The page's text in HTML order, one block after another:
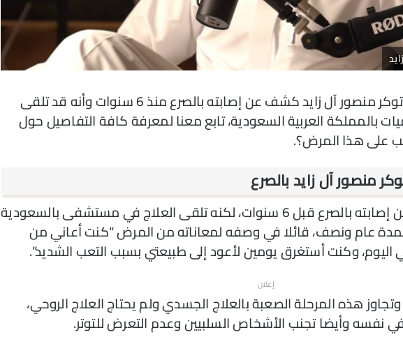
في لقاء خاص مع التيك توكر منصور آل زايد كشف عن إصابته بالصرع منذ 6 سنوات وأنه قد تلقى
بالمملكة العربية السعودية، تابع معنا لمعرفة كافة التفاصيل حول
على هذا المرض؟.
منصور آل زايد بالصرع
صرح التيك توكر منصور عن إصابته بالصرع قبل 6 سنوات، لكنه تلقى العلاج في مستشفى بالسعودية
عام ونصف، قائلا في وصفه لمعاناته من المرض “كنت أعاني من
اليوم، وكنت أستغرق يومين لأعود إلى طبيعتي بسبب التعب الشديد”.
إعلان
هذه المرحلة الصعبة بالعلاج الجسدي ولم يحتاج العلاج الروحي،
وأيضا تجنب الأشخاص السلبيين وعدم التعرض للتوتر.